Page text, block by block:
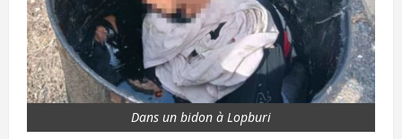
Dans un bidon à Lopburi